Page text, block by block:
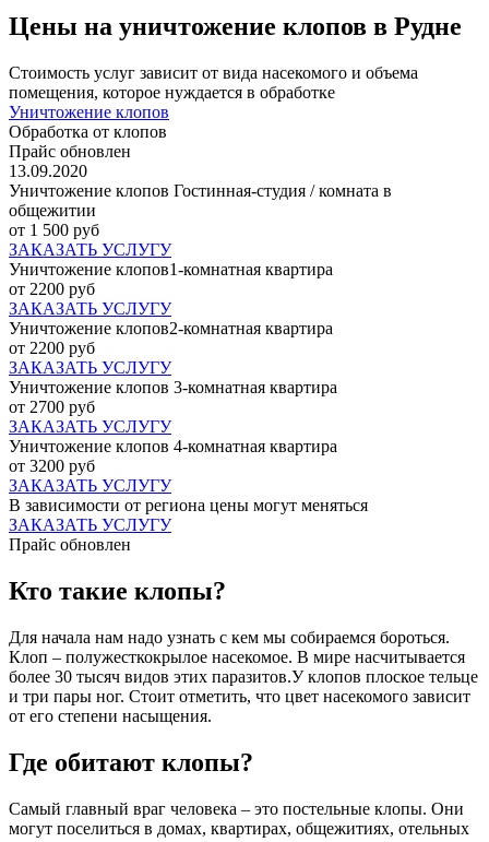
Цены на уничтожение клопов в Рудне
Стоимость услуг зависит от вида насекомого и объема
помещения, которое нуждается в обработке
Уничтожение клопов
Обработка от клопов
Прайс обновлен
13.09.2020
Уничтожение клопов Гостинная-студия / комната в
общежитии
от 1 500 руб
ЗАКАЗАТЬ УСЛУГУ
Уничтожение клопов1-комнатная квартира
от 2200 руб
ЗАКАЗАТЬ УСЛУГУ
Уничтожение клопов2-комнатная квартира
от 2200 руб
ЗАКАЗАТЬ УСЛУГУ
Уничтожение клопов 3-комнатная квартира
от 2700 руб
ЗАКАЗАТЬ УСЛУГУ
Уничтожение клопов 4-комнатная квартира
от 3200 руб
ЗАКАЗАТЬ УСЛУГУ
В зависимости от региона цены могут меняться
ЗАКАЗАТЬ УСЛУГУ
Прайс обновлен
Кто такие клопы?
Для начала нам надо узнать с кем мы собираемся бороться.
Клоп – полужесткокрылое насекомое. В мире насчитывается
более 30 тысяч видов этих паразитов.У клопов плоское тельце
и три пары ног. Стоит отметить, что цвет насекомого зависит
от его степени насыщения.
Где обитают клопы?
Самый главный враг человека – это постельные клопы. Они
могут поселиться в домах, квартирах, общежитиях, отельных